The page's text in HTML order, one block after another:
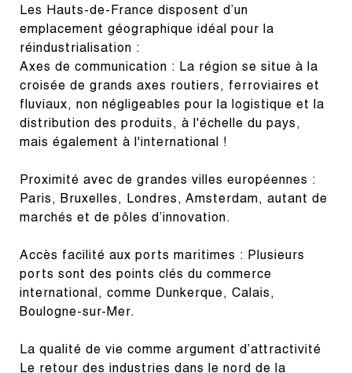
Les Hauts-de-France disposent d’un
emplacement géographique idéal pour la
réindustrialisation :
Axes de communication : La région se situe à la
croisée de grands axes routiers, ferroviaires et
fluviaux, non négligeables pour la logistique et la
distribution des produits, à l'échelle du pays,
mais également à l'international !
Proximité avec de grandes villes européennes :
Paris, Bruxelles, Londres, Amsterdam, autant de
marchés et de pôles d’innovation.
Accès facilité aux ports maritimes : Plusieurs
ports sont des points clés du commerce
international, comme Dunkerque, Calais,
Boulogne-sur-Mer.
La qualité de vie comme argument d’attractivité
Le retour des industries dans le nord de la